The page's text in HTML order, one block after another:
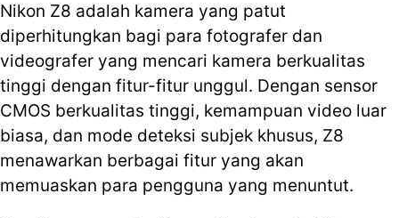
Nikon Z8 adalah kamera yang patut
diperhitungkan bagi para fotografer dan
videografer yang mencari kamera berkualitas
tinggi dengan fitur-fitur unggul. Dengan sensor
CMOS berkualitas tinggi, kemampuan video luar
biasa, dan mode deteksi subjek khusus, Z8
menawarkan berbagai fitur yang akan
memuaskan para pengguna yang menuntut.